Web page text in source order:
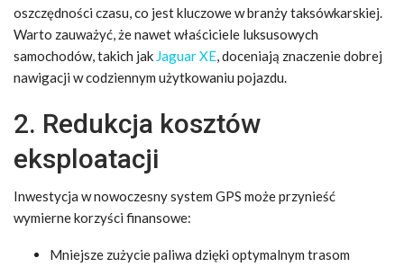
oszczędności czasu, co jest kluczowe w branży taksówkarskiej.
Warto zauważyć, że nawet właściciele luksusowych
samochodów, takich jak Jaguar XE, doceniają znaczenie dobrej
nawigacji w codziennym użytkowaniu pojazdu.
2. Redukcja kosztów
eksploatacji
Inwestycja w nowoczesny system GPS może przynieść
wymierne korzyści finansowe:
Mniejsze zużycie paliwa dzięki optymalnym trasom